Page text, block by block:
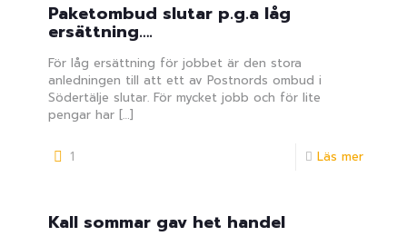
Paketombud slutar p.g.a låg
ersättning….
För låg ersättning för jobbet är den stora
anledningen till att ett av Postnords ombud i
Södertälje slutar. För mycket jobb och för lite
pengar har […]
1 Läs mer
Kall sommar gav het handel